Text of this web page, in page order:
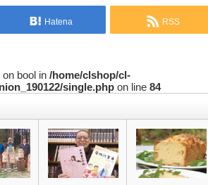
Hatena RSS
bool in /home/clshop/cl-
single.php on line 84